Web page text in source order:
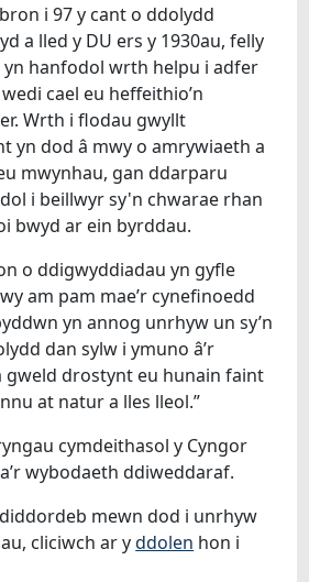
i 97 y cant o ddolydd
a lled y DU ers y 1930au, felly
yn hanfodol wrth helpu i adfer
cael eu heffeithio’n
Wrth i flodau gwyllt
yn dod â mwy o amrywiaeth a
mwynhau, gan ddarparu
i beillwyr sy'n chwarae rhan
bwyd ar ein byrddau.
o ddigwyddiadau yn gyfle
am pam mae’r cynefinoedd
yn annog unrhyw un sy’n
dan sylw i ymuno â’r
gweld drostynt eu hunain faint
at natur a lles lleol.”
cymdeithasol y Cyngor
wybodaeth ddiweddaraf.
mewn dod i unrhyw
cliciwch ar yddolen hon i